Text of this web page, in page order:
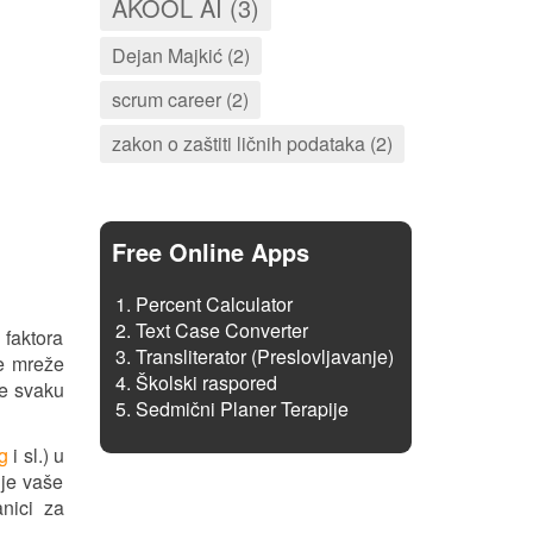
mreže
svaku
i sl.) u
vaše
za
AKOOL AI (3)
Dejan Majkić (2)
scrum career (2)
zakon o zaštiti ličnih podataka (2)
Free Online Apps
Percent Calculator
Text Case Converter
Transliterator (Preslovljavanje)
Školski raspored
Sedmični Planer Terapije